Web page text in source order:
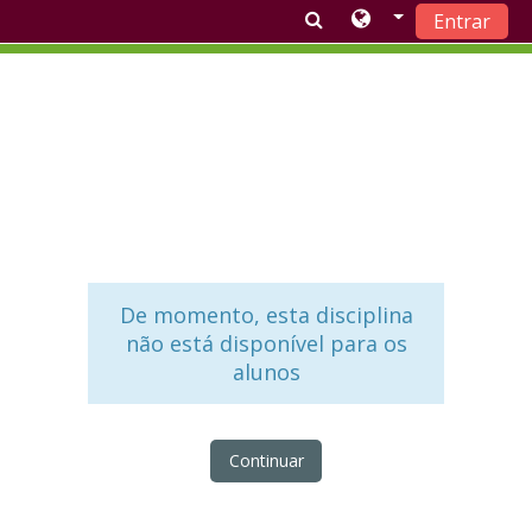
Entrar
De momento, esta disciplina
não está disponível para os
alunos
Continuar